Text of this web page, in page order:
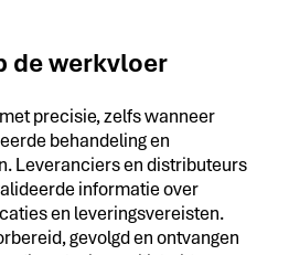
de werkvloer
precisie, zelfs wanneer
behandeling en
Leveranciers en distributeurs
informatie over
en leveringsvereisten.
gevolgd en ontvangen